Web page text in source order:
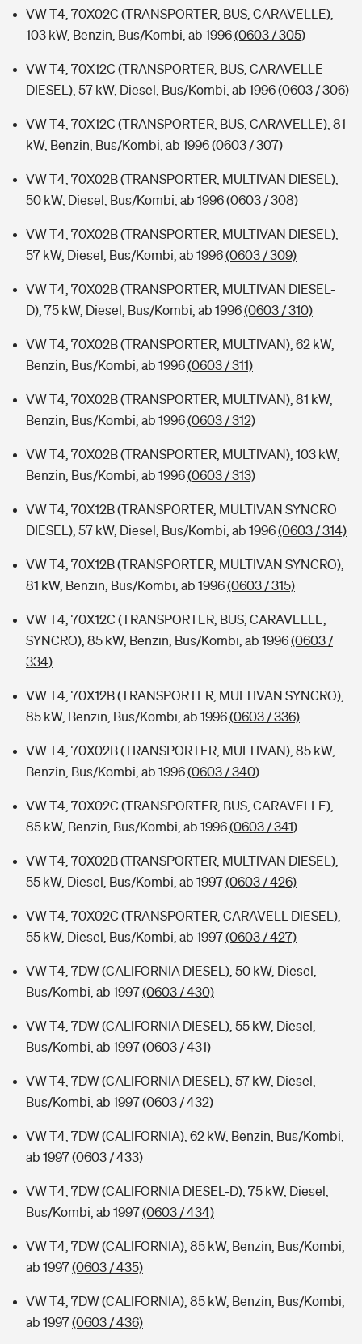
VW T4, 70X02C (TRANSPORTER, BUS, CARAVELLE),
103 kW, Benzin, Bus/Kombi, ab 1996(0603 / 305)
VW T4, 70X12C (TRANSPORTER, BUS, CARAVELLE
DIESEL), 57 kW, Diesel, Bus/Kombi, ab 1996(0603 / 306)
VW T4, 70X12C (TRANSPORTER, BUS, CARAVELLE), 81
kW, Benzin, Bus/Kombi, ab 1996(0603 / 307)
VW T4, 70X02B (TRANSPORTER, MULTIVAN DIESEL),
50 kW, Diesel, Bus/Kombi, ab 1996(0603 / 308)
VW T4, 70X02B (TRANSPORTER, MULTIVAN DIESEL),
57 kW, Diesel, Bus/Kombi, ab 1996(0603 / 309)
VW T4, 70X02B (TRANSPORTER, MULTIVAN DIESEL-
D), 75 kW, Diesel, Bus/Kombi, ab 1996(0603 / 310)
VW T4, 70X02B (TRANSPORTER, MULTIVAN), 62 kW,
Benzin, Bus/Kombi, ab 1996(0603 / 311)
VW T4, 70X02B (TRANSPORTER, MULTIVAN), 81 kW,
Benzin, Bus/Kombi, ab 1996(0603 / 312)
VW T4, 70X02B (TRANSPORTER, MULTIVAN), 103 kW,
Benzin, Bus/Kombi, ab 1996(0603 / 313)
VW T4, 70X12B (TRANSPORTER, MULTIVAN SYNCRO
DIESEL), 57 kW, Diesel, Bus/Kombi, ab 1996(0603 / 314)
VW T4, 70X12B (TRANSPORTER, MULTIVAN SYNCRO),
81 kW, Benzin, Bus/Kombi, ab 1996(0603 / 315)
VW T4, 70X12C (TRANSPORTER, BUS, CARAVELLE,
SYNCRO), 85 kW, Benzin, Bus/Kombi, ab 1996(0603 /
334)
VW T4, 70X12B (TRANSPORTER, MULTIVAN SYNCRO),
85 kW, Benzin, Bus/Kombi, ab 1996(0603 / 336)
VW T4, 70X02B (TRANSPORTER, MULTIVAN), 85 kW,
Benzin, Bus/Kombi, ab 1996(0603 / 340)
VW T4, 70X02C (TRANSPORTER, BUS, CARAVELLE),
85 kW, Benzin, Bus/Kombi, ab 1996(0603 / 341)
VW T4, 70X02B (TRANSPORTER, MULTIVAN DIESEL),
55 kW, Diesel, Bus/Kombi, ab 1997(0603 / 426)
VW T4, 70X02C (TRANSPORTER, CARAVELL DIESEL),
55 kW, Diesel, Bus/Kombi, ab 1997(0603 / 427)
VW T4, 7DW (CALIFORNIA DIESEL), 50 kW, Diesel,
Bus/Kombi, ab 1997(0603 / 430)
VW T4, 7DW (CALIFORNIA DIESEL), 55 kW, Diesel,
Bus/Kombi, ab 1997(0603 / 431)
VW T4, 7DW (CALIFORNIA DIESEL), 57 kW, Diesel,
Bus/Kombi, ab 1997(0603 / 432)
VW T4, 7DW (CALIFORNIA), 62 kW, Benzin, Bus/Kombi,
ab 1997(0603 / 433)
VW T4, 7DW (CALIFORNIA DIESEL-D), 75 kW, Diesel,
Bus/Kombi, ab 1997(0603 / 434)
VW T4, 7DW (CALIFORNIA), 85 kW, Benzin, Bus/Kombi,
ab 1997(0603 / 435)
VW T4, 7DW (CALIFORNIA), 85 kW, Benzin, Bus/Kombi,
ab 1997(0603 / 436)